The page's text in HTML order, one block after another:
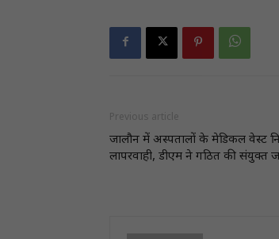
Previous article
जालौन में अस्पतालों के मेडिकल वेस्ट
लापरवाही, डीएम ने गठित की संयुक्त